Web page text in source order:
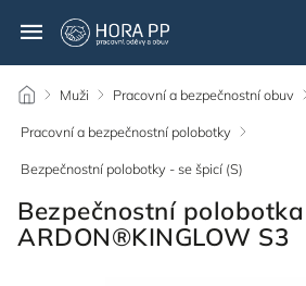
/ Muži / Pracovní a bezpečnostní obuv /
Pracovní a bezpečnostní polobotky /
Bezpečnostní polobotky - se špicí (S)
Bezpečnostní polobotka
ARDON®KINGLOW S3